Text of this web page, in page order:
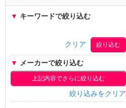
▼ キーワードで絞り込む
クリア
▼ メーカーで絞り込む
上記内容でさらに絞り込む
絞り込みをクリア